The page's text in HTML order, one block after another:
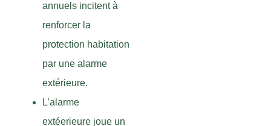
annuels incitent à
renforcer la
protection habitation
par une alarme
extérieure.
L’alarme
extéerieure joue un